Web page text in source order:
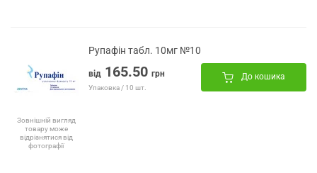
Зовнішній вигляд
товару може
відрізнятися від
фотографії
Рупафін табл. 10мг №10
від 165.50 грн
Упаковка / 10 шт.
До кошика